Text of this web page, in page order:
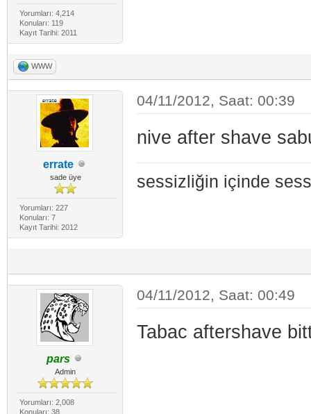
Yorumları: 4,214
Konuları: 119
Kayıt Tarihi: 2011
WWW
errate
sade üye
Yorumları: 227
Konuları: 7
Kayıt Tarihi: 2012
04/11/2012, Saat: 00:39
nive after shave
sessizliğin içinde
pars
Admin
Yorumları: 2,008
Konuları: 38
04/11/2012, Saat: 00:49
Tabac aftershave